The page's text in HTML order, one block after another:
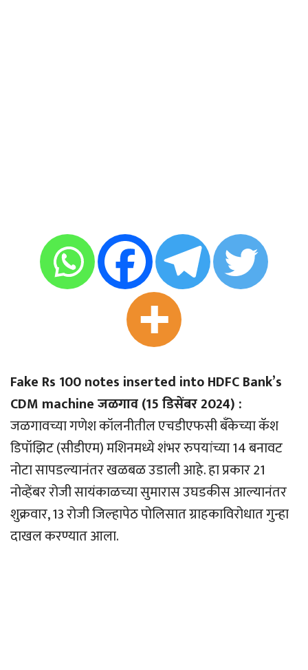
Fake Rs 100 notes inserted into HDFC Bank’s
CDM machine जळगाव (15 डिसेंबर 2024) :
जळगावच्या गणेश कॉलनीतील एचडीएफसी बँकेच्या कॅश
डिपॉझिट (सीडीएम) मशिनमध्ये शंभर रुपयांच्या 14 बनावट
नोटा सापडल्यानंतर खळबळ उडाली आहे. हा प्रकार 21
नोव्हेंबर रोजी सायंकाळच्या सुमारास उघडकीस आल्यानंतर
शुक्रवार, 13 रोजी जिल्हापेठ पोलिसात ग्राहकाविरोधात गुन्हा
दाखल करण्यात आला.